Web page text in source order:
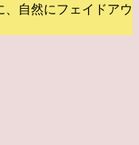
、自然にフェイドアウ